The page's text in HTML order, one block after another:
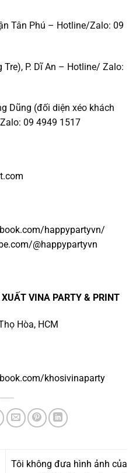
Tân Phú – Hotline/Zalo: 09
P. Dĩ An – Hotline/ Zalo:
Dũng (đối diện xéo khách
09 4949 1517
happypartyvn/
@happypartyvn
VINA PARTY & PRINT
Hòa, HCM
khosivinaparty
Tôi không đưa hình ảnh của